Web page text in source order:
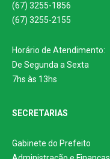
(67) 3255-1856
(67) 3255-2155
Horário de Atendimento:
De Segunda a Sexta
7hs às 13hs
SECRETARIAS
Gabinete do Prefeito